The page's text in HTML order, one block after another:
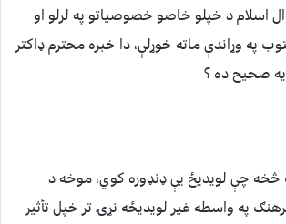
اسلام د خپلو خاصو خصوصیاتو په لرلو او
په وړاندې ماته خوړلې، دا خبره محترم ډاکتر
صحیح ده ؟
څخه چې لویدیځ یې ډنډوره کوي، موخه د
په واسطه غیر لویدیځه نړۍ تر خپل تأثیر